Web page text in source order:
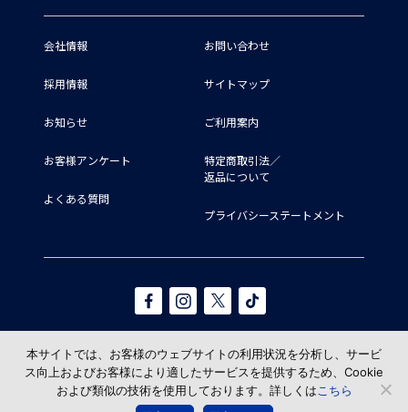
会社情報
採用情報
お知らせ
お客様アンケート
よくある質問
お問い合わせ
サイトマップ
ご利用案内
特定商取引法／
返品について
プライバシーステートメント
本サイトでは、お客様のウェブサイトの利用状況を分析し、サービ
ス向上およびお客様により適したサービスを提供するため、Cookie
および類似の技術を使用しております。詳しくは こちら